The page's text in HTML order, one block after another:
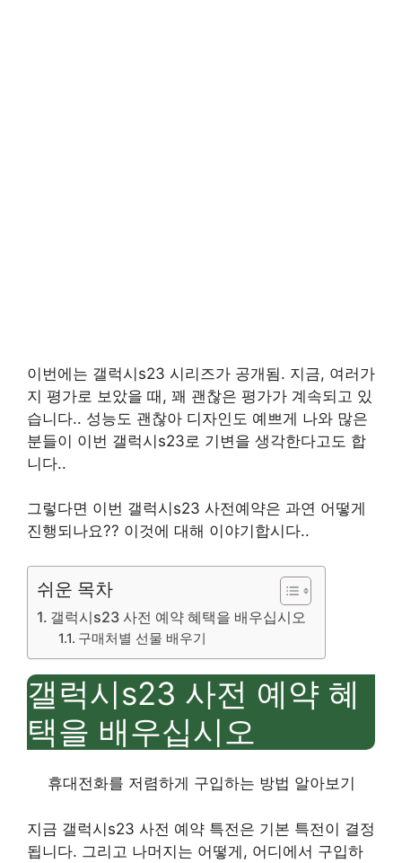
이번에는 갤럭시s23 시리즈가 공개됨. 지금, 여러가
지 평가로 보았을 때, 꽤 괜찮은 평가가 계속되고 있
습니다.. 성능도 괜찮아 디자인도 예쁘게 나와 많은
분들이 이번 갤럭시s23 로 기변을 생각한다고도 합
니다..
그렇다면 이번 갤럭시 s23 사전예약은 과연 어떻게
진행되나요?? 이것에 대해 이야기합시다..
쉬운 목차
갤럭시s23 사전 예약 혜택을 배우십시오
구매처별 선물 배우기
갤럭시s23 사전 예약 혜
택을 배우십시오
휴대전화를 저렴하게 구입하는 방법 알아보기
지금 갤럭시s23 사전 예약 특전은 기본 특전이 결정
됩니다. 그리고 나머지는 어떻게, 어디에서 구입하